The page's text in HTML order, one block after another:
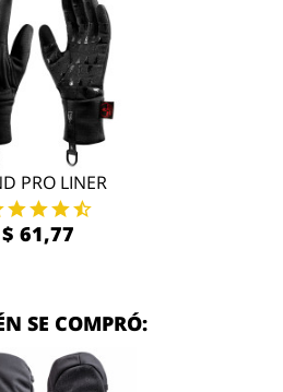
PRO LINER
$ 61,77
SE COMPRÓ: